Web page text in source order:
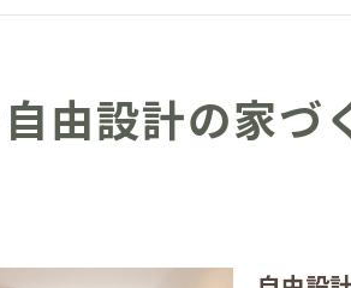
資金計画とコスト管理の重要性
家づくりの第一歩：土地の選び方
だホームが提案する自由設計の魅
理想の住まいを実現するサポート体制
由設計の家